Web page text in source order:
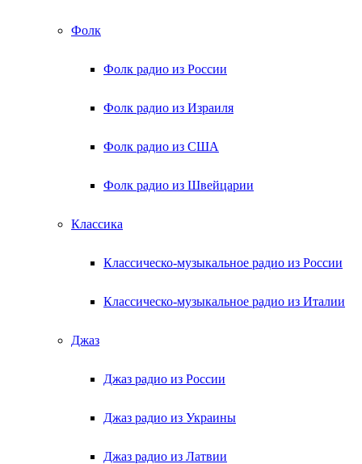
Фолк
Фолк радио из России
Фолк радио из Израиля
Фолк радио из США
Фолк радио из Швейцарии
Классика
Классическо-музыкальное радио из России
Классическо-музыкальное радио из Италии
Джаз
Джаз радио из России
Джаз радио из Украины
Джаз радио из Латвии